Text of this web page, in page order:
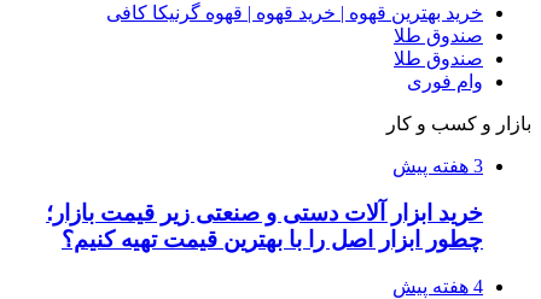
خرید بهترین قهوه | خرید قهوه | قهوه گرنیکا کافی
صندوق طلا
صندوق طلا
وام فوری
بازار و کسب و کار
3 هفته پیش
خرید ابزار آلات دستی و صنعتی زیر قیمت بازار؛
چطور ابزار اصل را با بهترین قیمت تهیه کنیم؟
4 هفته پیش